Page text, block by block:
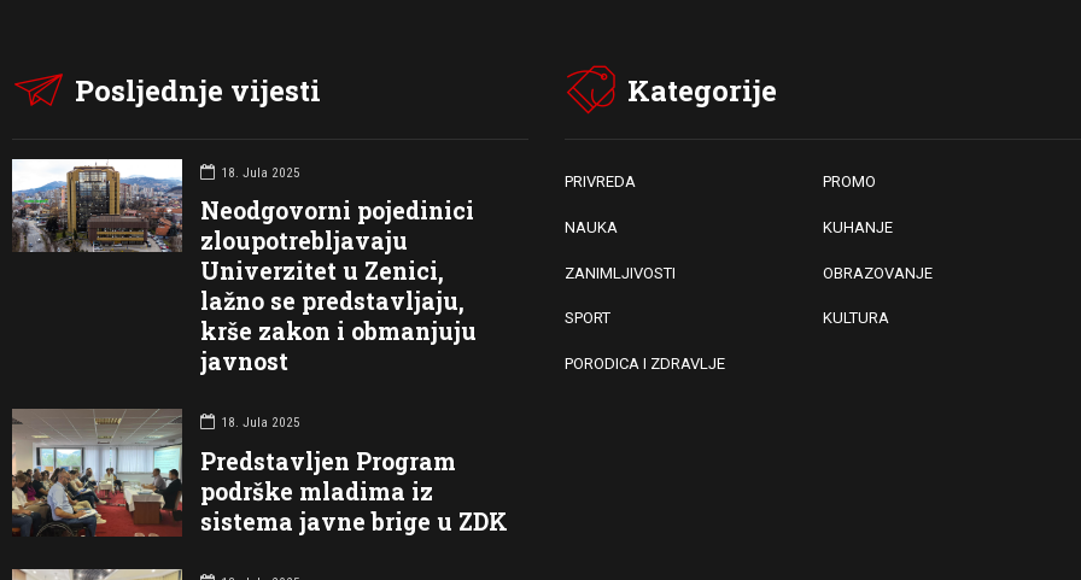
Posljednje vijesti
18. Jula 2025
Neodgovorni pojedinici
zloupotrebljavaju
Univerzitet u Zenici,
lažno se predstavljaju,
krše zakon i obmanjuju
javnost
18. Jula 2025
Predstavljen Program
podrške mladima iz
sistema javne brige u ZDK
Kategorije
PRIVREDA PROMO
NAUKA KUHANJE
ZANIMLJIVOSTI OBRAZOVANJE
SPORT KULTURA
PORODICA I ZDRAVLJE